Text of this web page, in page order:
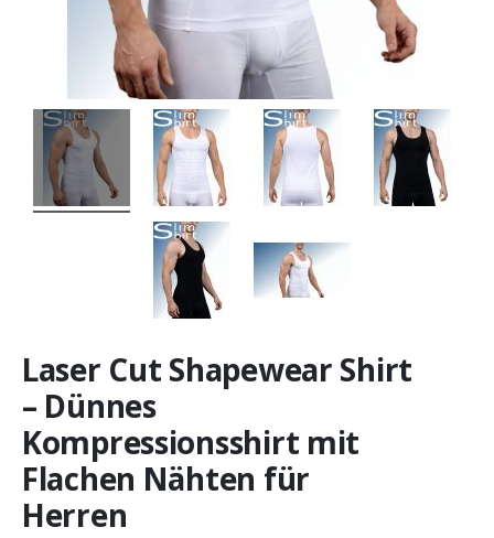
Laser Cut Shapewear Shirt
– Dünnes
Kompressionsshirt mit
Flachen Nähten für
Herren